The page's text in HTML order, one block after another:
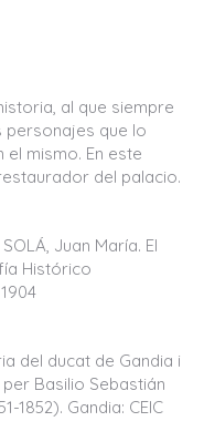
al que siempre
personajes que lo
mismo. En este
del palacio.
Juan María. El
Histórico
del ducat de Gandia i
Basilio Sebastián
1852). Gandia: CEIC